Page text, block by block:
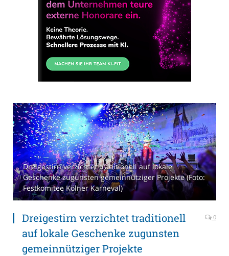
Dreigestirn verzichtet traditionell auf lokale
Geschenke zugunsten gemeinnütziger Projekte (Foto:
Festkomitee Kölner Karneval)
Dreigestirn verzichtet traditionell
auf lokale Geschenke zugunsten
gemeinnütziger Projekte
0